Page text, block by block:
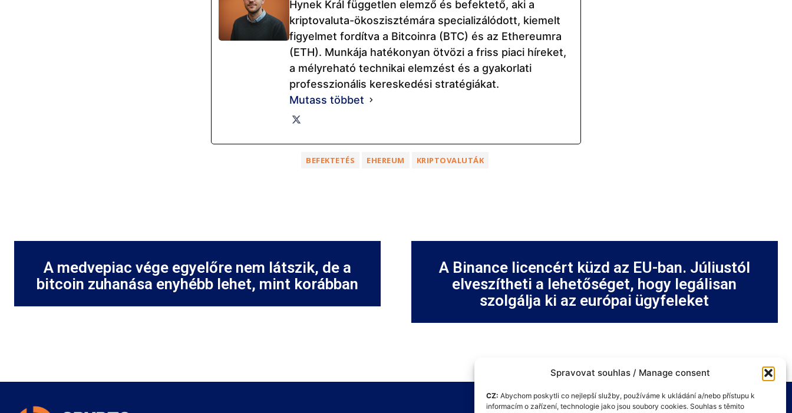
Spravovat souhlas / Manage consent
CZ: Abychom poskytli co nejlepší služby, používáme k ukládání a/nebo přístupu k
informacím o zařízení, technologie jako jsou soubory cookies. Souhlas s těmito
Hynek Král független elemző és befektető, aki a
kriptovaluta-ökoszisztémára specializálódott, kiemelt
figyelmet fordítva a Bitcoinra (BTC) és az Ethereumra
(ETH). Munkája hatékonyan ötvözi a friss piaci híreket,
a mélyreható technikai elemzést és a gyakorlati
professzionális kereskedési stratégiákat.
Mutass többet
BEFEKTETÉS EHEREUM KRIPTOVALUTÁK
A medvepiac vége egyelőre nem látszik, de a
bitcoin zuhanása enyhébb lehet, mint korábban
A Binance licencért küzd az EU-ban. Júliustól
elveszítheti a lehetőséget, hogy legálisan
szolgálja ki az európai ügyfeleket